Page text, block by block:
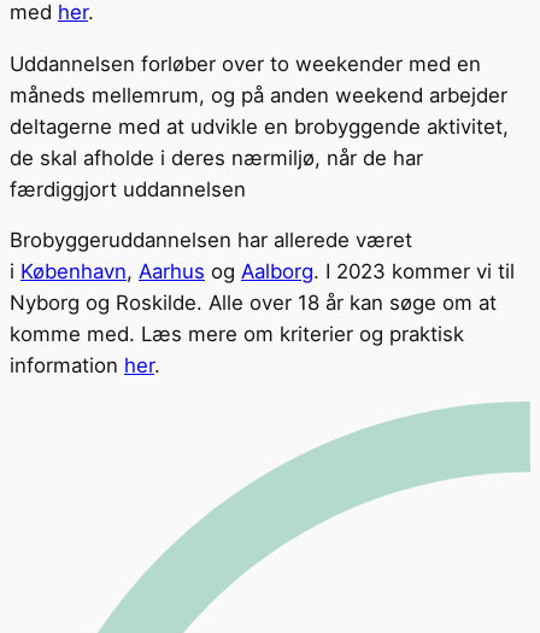
med her.
Uddannelsen forløber over to weekender med en
måneds mellemrum, og på anden weekend arbejder
deltagerne med at udvikle en brobyggende aktivitet,
de skal afholde i deres nærmiljø, når de har
færdiggjort uddannelsen
Brobyggeruddannelsen har allerede været
i København, Aarhus og Aalborg. I 2023 kommer vi til
Nyborg og Roskilde. Alle over 18 år kan søge om at
komme med. Læs mere om kriterier og praktisk
information her.